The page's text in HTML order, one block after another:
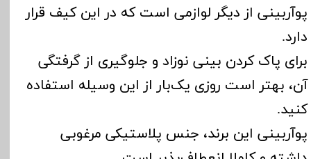
پوآربینی از دیگر لوازمی است که در این کیف قرار
دارد.
برای پاک کردن بینی نوزاد و جلوگیری از گرفتگی
آن، بهتر است روزی یک‌بار از این وسیله استفاده
کنید.
پوآربینی این برند، جنس پلاستیکی مرغوبی